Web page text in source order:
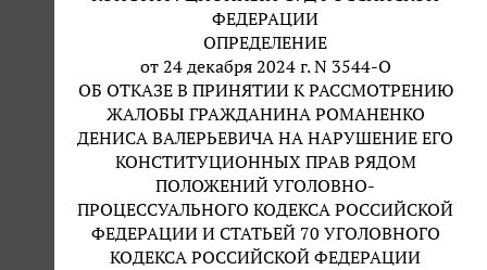
ФЕДЕРАЦИИ
ОПРЕДЕЛЕНИЕ
от 24 декабря 2024 г. N 3544-О
ОБ ОТКАЗЕ В ПРИНЯТИИ К РАССМОТРЕНИЮ
ЖАЛОБЫ ГРАЖДАНИНА РОМАНЕНКО
ДЕНИСА ВАЛЕРЬЕВИЧА НА НАРУШЕНИЕ ЕГО
КОНСТИТУЦИОННЫХ ПРАВ РЯДОМ
ПОЛОЖЕНИЙ УГОЛОВНО-
ПРОЦЕССУАЛЬНОГО КОДЕКСА РОССИЙСКОЙ
ФЕДЕРАЦИИ И СТАТЬЕЙ 70 УГОЛОВНОГО
КОДЕКСА РОССИЙСКОЙ ФЕДЕРАЦИИ